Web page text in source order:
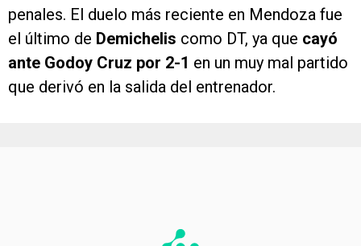
penales. El duelo más reciente en Mendoza fue
el último de Demichelis como DT, ya que cayó
ante Godoy Cruz por 2-1 en un muy mal partido
que derivó en la salida del entrenador.